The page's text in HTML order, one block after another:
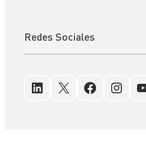
Redes Sociales
LinkedIn
X Facebook